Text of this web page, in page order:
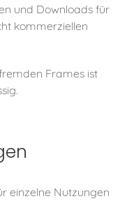
und Downloads für
kommerziellen
Frames ist
einzelne Nutzungen